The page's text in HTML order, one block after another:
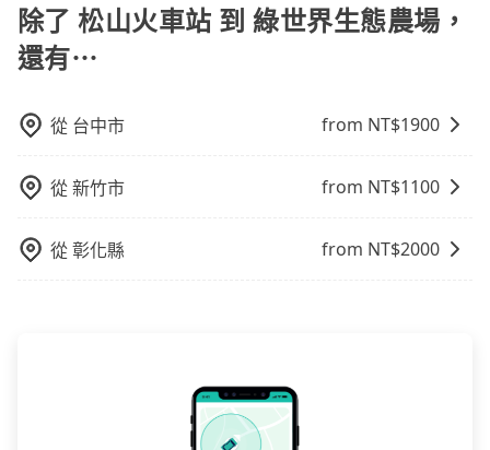
就顯得非常不便。
饋或未來換取免費的住房。台灣人常用的線上訂房平台
有Booking.com、Agoda.com、Hotels.com、
Expedia.com、Trip.com等。正常來說，線上刷卡付款
告知付款完畢，一切都能在網路上操作。但有些較冷門
賣的現象，便有可能到了現場卻沒房可住的窘境，所以
在預定時要不選擇評分高、評論多的飯店，不然就是還
煩，有些時候直接打電話問的價格可能比民宿訂房網來
旅途安全無憂，我們的司機都是專業且可靠的職業駕
駛。關於價格，旅步官網可一鍵即時查價，所示價格絕
無隱藏費用，且還提供優於其他業者更彈性的取消政
往市區還是郊區，我們都可以為您提供最佳的旅遊體
驗。所以，如果您正在尋找一家可靠的包車公司，
tripool旅步絕對是您值得信任的不二選擇！
除了 松山火車站 到 綠世界生態農場，
還有⋯
從 台中市 from NT$1900
從新竹市 from NT$1100
從彰化縣 from NT$2000